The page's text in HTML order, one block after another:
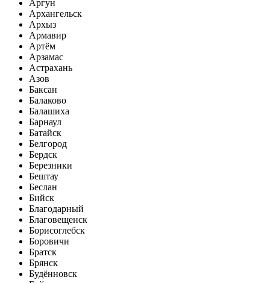
Аргун
Архангельск
Архыз
Армавир
Артём
Арзамас
Астрахань
Азов
Баксан
Балаково
Балашиха
Барнаул
Батайск
Белгород
Бердск
Березники
Бештау
Беслан
Бийск
Благодарный
Благовещенск
Борисоглебск
Боровичи
Братск
Брянск
Будённовск